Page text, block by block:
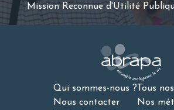
Mission Reconnue d'Utilité
Qui sommes-nous ?
Nous contacter
Tous
Nos